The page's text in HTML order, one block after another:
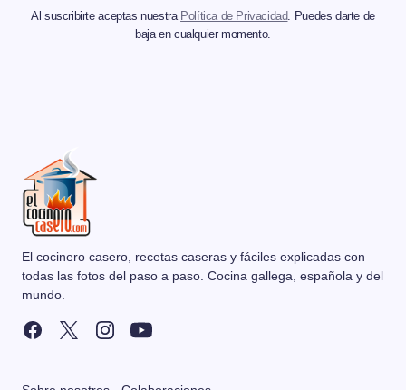
Al suscribirte aceptas nuestra Política de Privacidad. Puedes darte de
baja en cualquier momento.
El cocinero casero, recetas caseras y fáciles explicadas con
todas las fotos del paso a paso. Cocina gallega, española y del
mundo.